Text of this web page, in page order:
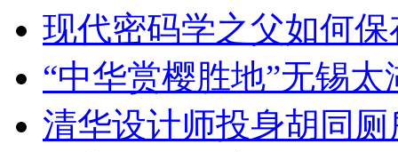
现代密码学之父如何
“中华赏樱胜地”无锡
清华设计师投身胡同